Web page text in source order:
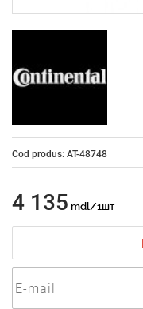
Cod produs: AT-48748
4 135 mdl/1шт